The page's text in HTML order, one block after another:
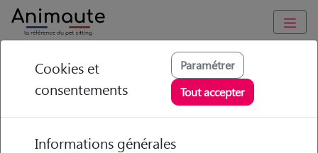
Animaute Ile-de-France / Éragny
Marie - Petsitter à
ERAGNY
Cookies et
consentements
Paramétrer
Tout accepter
Informations générales